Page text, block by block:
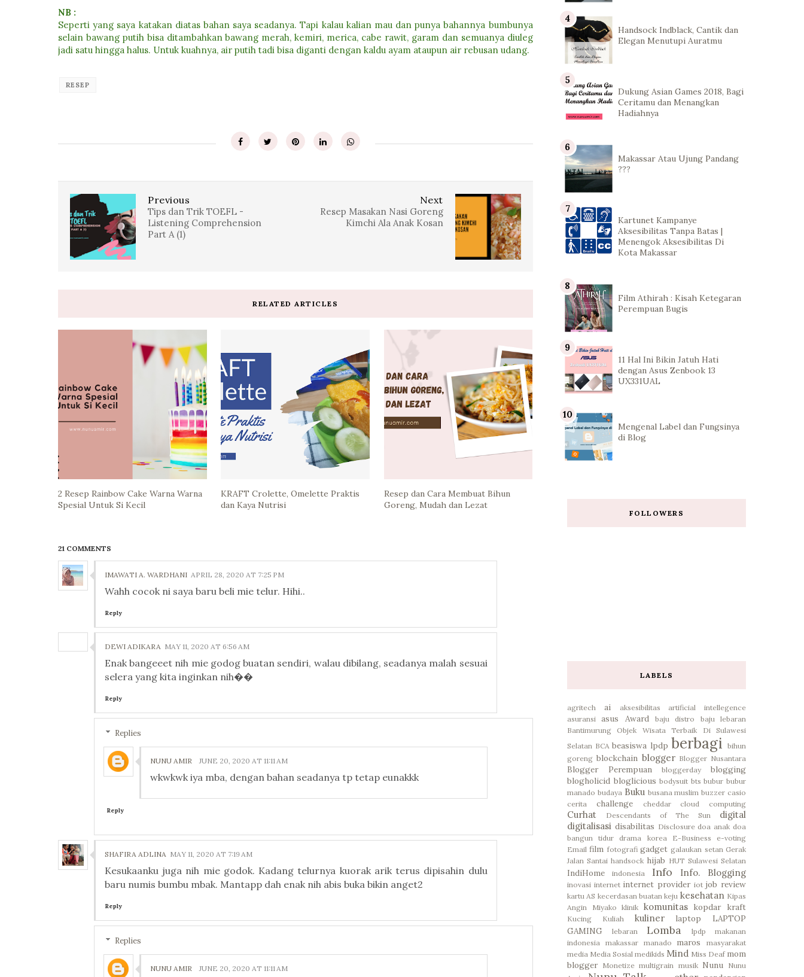
NB :
Seperti yang saya katakan diatas bahan saya seadanya. Tapi kalau kalian mau dan punya bahannya bumbunya
selain bawang putih bisa ditambahkan bawang merah, kemiri, merica, cabe rawit, garam dan semuanya diuleg
jadi satu hingga halus. Untuk kuahnya, air putih tadi bisa diganti dengan kaldu ayam ataupun air rebusan udang.
RESEP
Next
Resep Masakan Nasi Goreng
Kimchi Ala Anak Kosan
Previous
Tips dan Trik TOEFL -
Listening Comprehension
Part A (1)
RELATED ARTICLES
2 Resep Rainbow Cake Warna Warna
Spesial Untuk Si Kecil
KRAFT Crolette, Omelette Praktis
dan Kaya Nutrisi
Resep dan Cara Membuat Bihun
Goreng, Mudah dan Lezat
21 COMMENTS
IMAWATI A. WARDHANI APRIL 28, 2020 AT 7:25 PM
Wahh cocok ni saya baru beli mie telur. Hihi..
Reply
DEWI ADIKARA MAY 11, 2020 AT 6:56 AM
Enak bangeeet nih mie godog buatan sendiri, walau dibilang, seadanya malah sesuai
selera yang kita inginkan nih��
Reply
Replies
NUNU AMIR JUNE 20, 2020 AT 11:11 AM
wkwkwk iya mba, dengan bahan seadanya tp tetap eunakkk
Reply
SHAFIRA ADLINA MAY 11, 2020 AT 7:19 AM
Kesukaanku juga nih mie godok. Kadang telurnya kuorak arik terus dipisahin dulu
baru numis bumbu mbak. Mantapp dah enak nih abis buka bikin anget2
Reply
Replies
NUNU AMIR JUNE 20, 2020 AT 11:11 AM
Handsock Indblack, Cantik dan
Elegan Menutupi Auratmu
Dukung Asian Games 2018, Bagi
Ceritamu dan Menangkan
Hadiahnya
Makassar Atau Ujung Pandang
???
Kartunet Kampanye
Aksesibilitas Tanpa Batas |
Menengok Aksesibilitas Di
Kota Makassar
Film Athirah : Kisah Ketegaran
Perempuan Bugis
11 Hal Ini Bikin Jatuh Hati
dengan Asus Zenbook 13
UX331UAL
Mengenal Label dan Fungsinya
di Blog
FOLLOWERS
LABELS
agritech ai aksesibilitas
artificial intellegence
asuransi
asus Award baju distro
baju lebaran
Bantimurung Objek Wisata Terbaik Di Sulawesi
Selatan BCA beasiswa lpdp berbagi
bihun
goreng blockchain blogger Blogger Nusantara
Blogger Perempuan bloggerday
blogging
blogholicid bloglicious bodysuit bts bubur bubur
manado budaya Buku busana muslim buzzer casio
cerita
challenge cheddar cloud computing
Curhat Descendants of The Sun
digital
digitalisasi disabilitas Disclosure doa anak doa
bangun tidur
drama korea E-Business
e-voting
Email film fotografi gadget galaukan setan Gerak
Jalan Santai handsock hijab HUT Sulawesi Selatan
IndiHome indonesia Info Info. Blogging
inovasi internet internet provider iot job review
kartu AS kecerdasan buatan keju kesehatan Kipas
Angin Miyako
klinik komunitas kopdar kraft
Kucing Kuliah kuliner laptop
LAPTOP
GAMING
lebaran Lomba lpdp
makanan
indonesia
makassar manado maros
masyarakat
media Media Sosial medikids Mind Miss Deaf mom
blogger Monetize multigrain musik Nunu
Nunu